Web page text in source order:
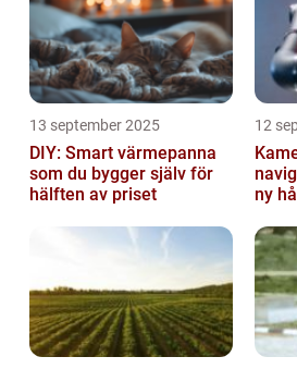
13 september 2025
DIY: Smart värmepanna
som du bygger själv för
hälften av priset
12
ny